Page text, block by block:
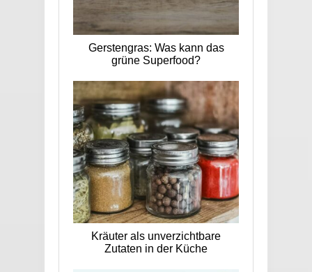
Gerstengras: Was kann das
grüne Superfood?
Kräuter als unverzichtbare
Zutaten in der Küche